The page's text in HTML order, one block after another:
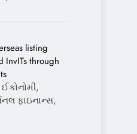
listing
InvITs through
ફાઇનાન્સ,